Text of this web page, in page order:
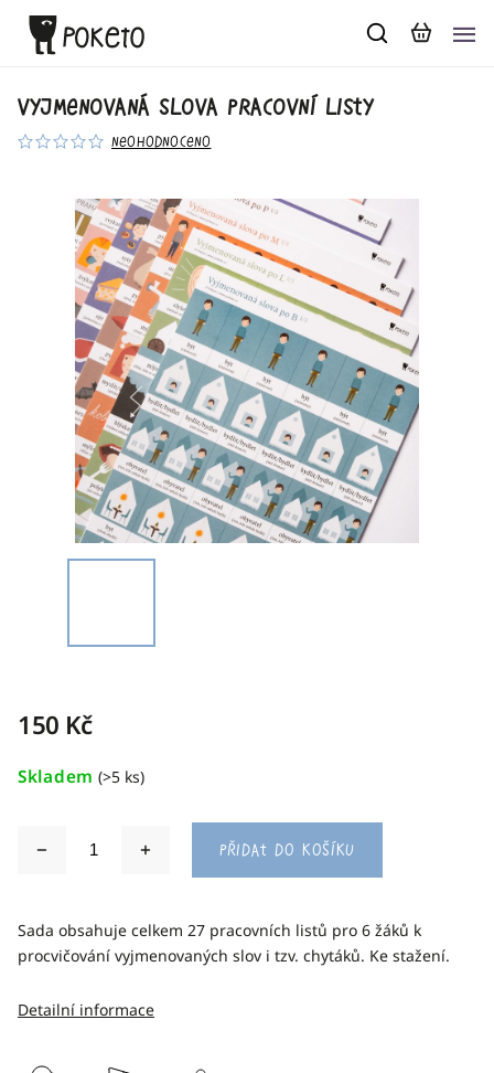
Vyjmenovaná slova pracovní listy
Neohodnoceno
150 Kč
Skladem (>5 ks)
Přidat do košíku
Sada obsahuje celkem 27 pracovních listů pro 6 žáků k
procvičování vyjmenovaných slov i tzv. chytáků. Ke stažení.
Detailní informace